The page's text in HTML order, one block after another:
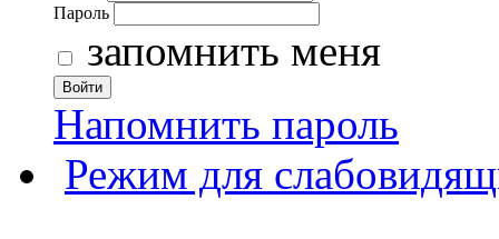
Пароль
запомнить меня
Войти
Напомнить пароль
Режим для